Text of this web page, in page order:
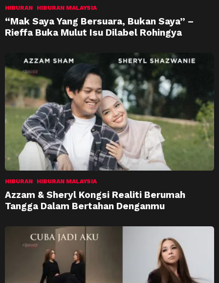
HIBURAN HIBURAN MALAYSIA
“Mak Saya Yang Bersuara, Bukan Saya” –
Rieffa Buka Mulut Isu Dilabel Rohingya
HIBURAN HIBURAN MALAYSIA
Azzam & Sheryl Kongsi Realiti Berumah
Tangga Dalam Bertahan Denganmu